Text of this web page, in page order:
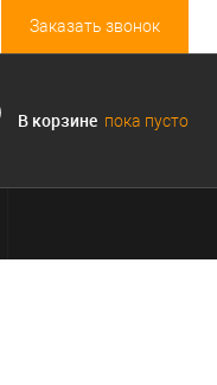
Заказать звонок
В корзине пока пусто